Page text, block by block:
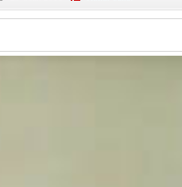
“Yaz Seninle Güzel” doğa yürüyüşü